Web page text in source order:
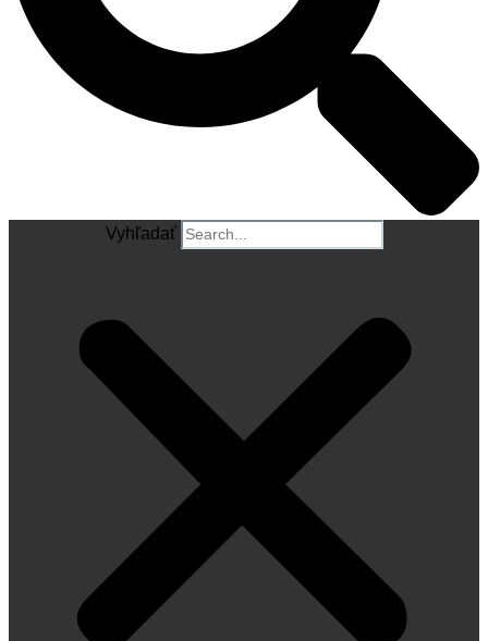
Vyhľadať